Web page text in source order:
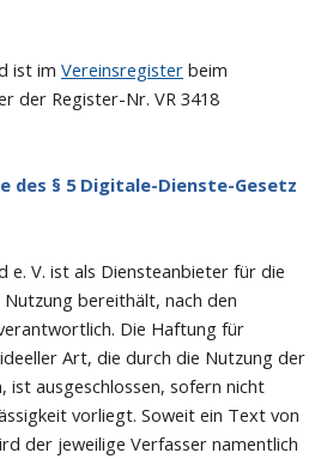
ist im Vereinsregister beim
der Register-Nr. VR 3418
des § 5 Digitale-Dienste-Gesetz
e. V. ist als Diensteanbieter für die
bereithält, nach den
Die Haftung für
Art, die durch die Nutzung der
ist ausgeschlossen, sofern nicht
vorliegt. Soweit ein Text von
der jeweilige Verfasser namentlich